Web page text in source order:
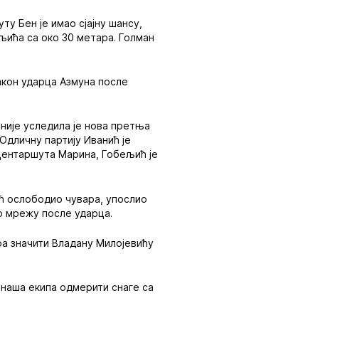
Бен је имао сјајну шансу,
са око 30 метара. Голман
ударца Азмуна после
уследила је нова претња
партију Иванић је
Марина, Гобељић је
ослободио чувара, упослио
мрежу после ударца.
значити Владану Милојевићу
екипа одмерити снаге са